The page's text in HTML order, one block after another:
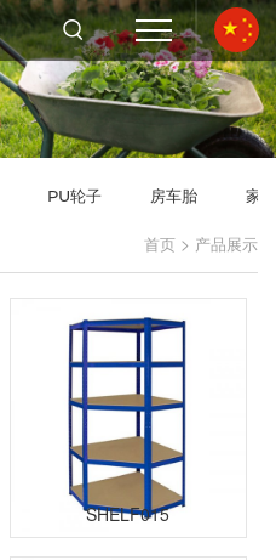
PU轮子 房车胎 家
首页 > 产品展示
SHELF015